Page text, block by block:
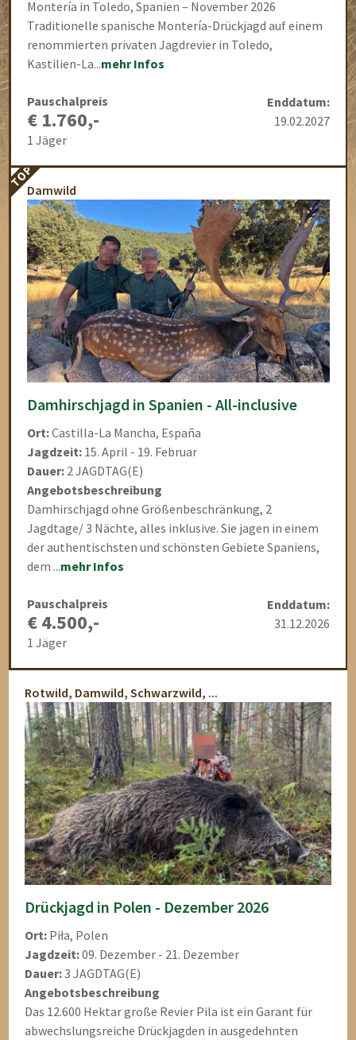
Montería in Toledo, Spanien – November 2026
Traditionelle spanische Montería-Drückjagd auf einem
renommierten privaten Jagdrevier in Toledo,
Kastilien-La...mehr Infos
Pauschalpreis
€ 1.760,-
1 Jäger
Enddatum:
19.02.2027
TOP
Damwild
Damhirschjagd in Spanien - All-inclusive
Ort:Castilla-La Mancha, España
Jagdzeit: 15. April - 19. Februar
Dauer: 2 JAGDTAG(E)
Angebotsbeschreibung
Damhirschjagd ohne Größenbeschränkung, 2
Jagdtage/ 3 Nächte, alles inklusive. Sie jagen in einem
der authentischsten und schönsten Gebiete Spaniens,
dem ...mehr Infos
Pauschalpreis
€ 4.500,-
1 Jäger
Enddatum:
31.12.2026
Rotwild, Damwild, Schwarzwild, ...
Drückjagd in Polen - Dezember 2026
Ort: Piła, Polen
Jagdzeit:09. Dezember - 21. Dezember
Dauer:3 JAGDTAG(E)
Angebotsbeschreibung
Das 12.600 Hektar große Revier Pila ist ein Garant für
abwechslungsreiche Drückjagden in ausgedehnten